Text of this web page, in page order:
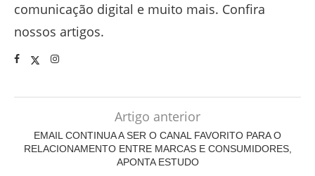
comunicação digital e muito mais. Confira
nossos artigos.
Artigo anterior
EMAIL CONTINUA A SER O CANAL FAVORITO PARA O
RELACIONAMENTO ENTRE MARCAS E CONSUMIDORES,
APONTA ESTUDO